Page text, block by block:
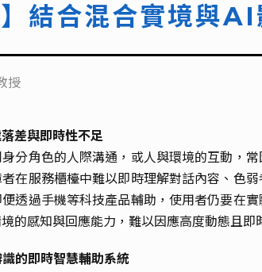
】結合混合實境與
授
差與即時性不足
分角色的人際溝通，或人與環境的互動，
在服務櫃檯中難以即時理解對話內容、色
透過手機等科技產品輔助，使用者仍要在
的感知與回應能力，難以因應高度動態且即
的即時智慧輔助系統